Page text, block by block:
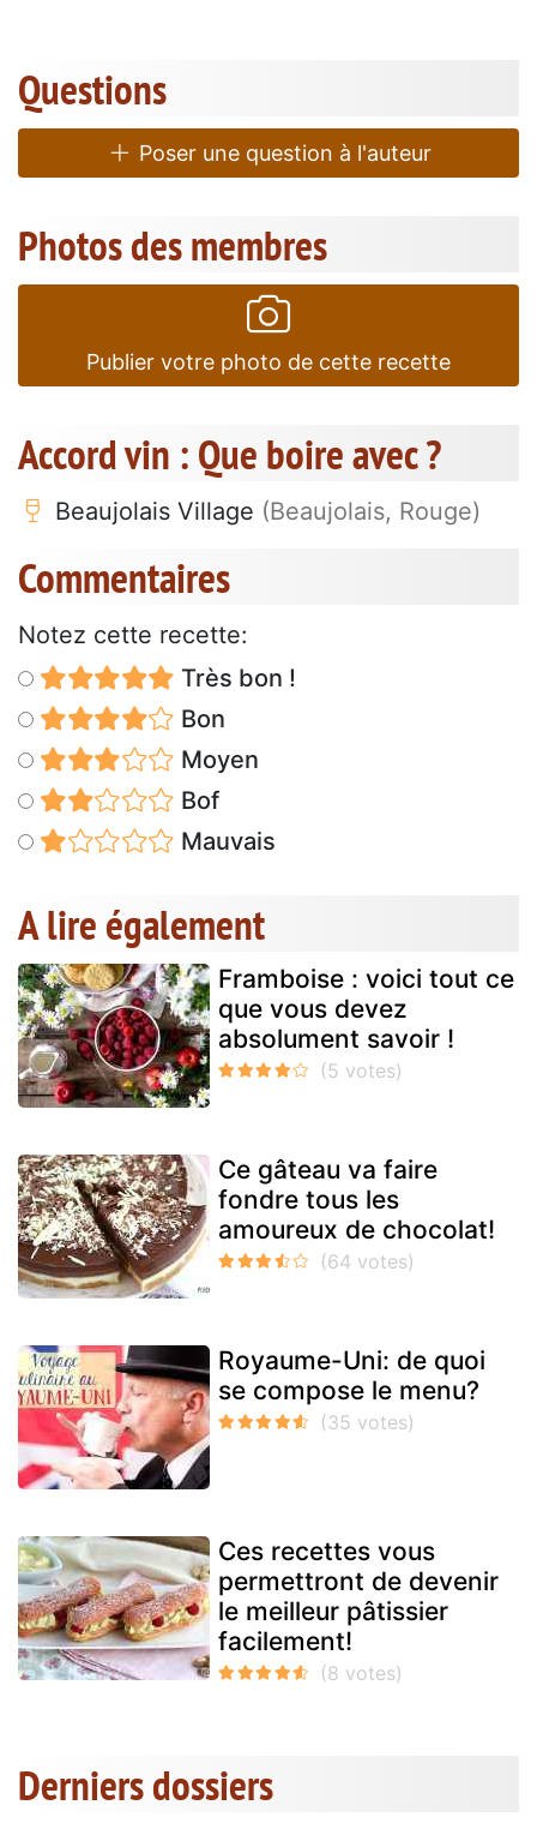
Questions
Poser une question à l'auteur
Photos des membres
Publier votre photo de cette recette
Accord vin : Que boire avec ?
Beaujolais Village (Beaujolais, Rouge)
Commentaires
Notez cette recette:
Très bon !
Bon
Moyen
Bof
Mauvais
A lire également
Framboise : voici tout ce
que vous devez
absolument savoir !
Ce gâteau va faire
fondre tous les
amoureux de chocolat!
Royaume-Uni: de quoi
se compose le menu?
Ces recettes vous
permettront de devenir
le meilleur pâtissier
facilement!
Derniers dossiers